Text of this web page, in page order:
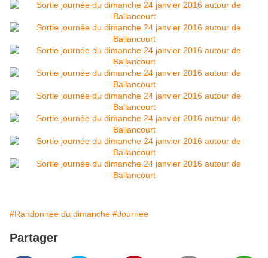
#Randonnée du dimanche #Journée
Partager